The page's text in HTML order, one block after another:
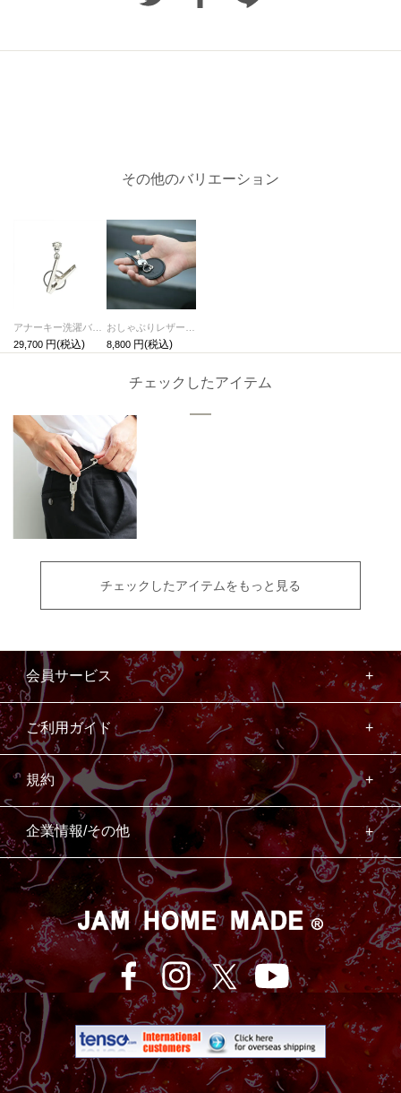
その他のバリエーション
アナーキー洗濯バサミピアス-シルバー/片耳
29,700
8,800
チェックしたアイテム
チェックしたアイテムをもっと見る
会員サービス
ご利用ガイド
規約
企業情報/その他